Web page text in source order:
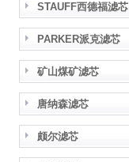
STAUFF西德福滤芯
PARKER派克滤芯
矿山煤矿滤芯
唐纳森滤芯
颇尔滤芯